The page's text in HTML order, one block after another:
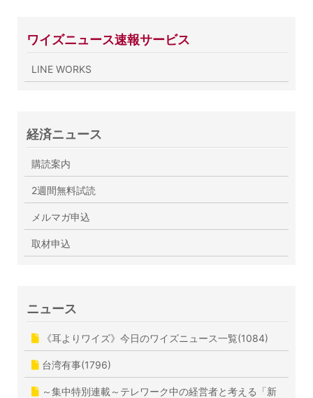
ワイズニュース速報サービス
LINE WORKS
経済ニュース
購読案内
2週間無料試読
メルマガ申込
取材申込
ニュース
《耳よりワイズ》今日のワイズニュース一覧(1084)
台湾有事(1796)
～集中特別連載～テレワーク中の経営者と考える「新